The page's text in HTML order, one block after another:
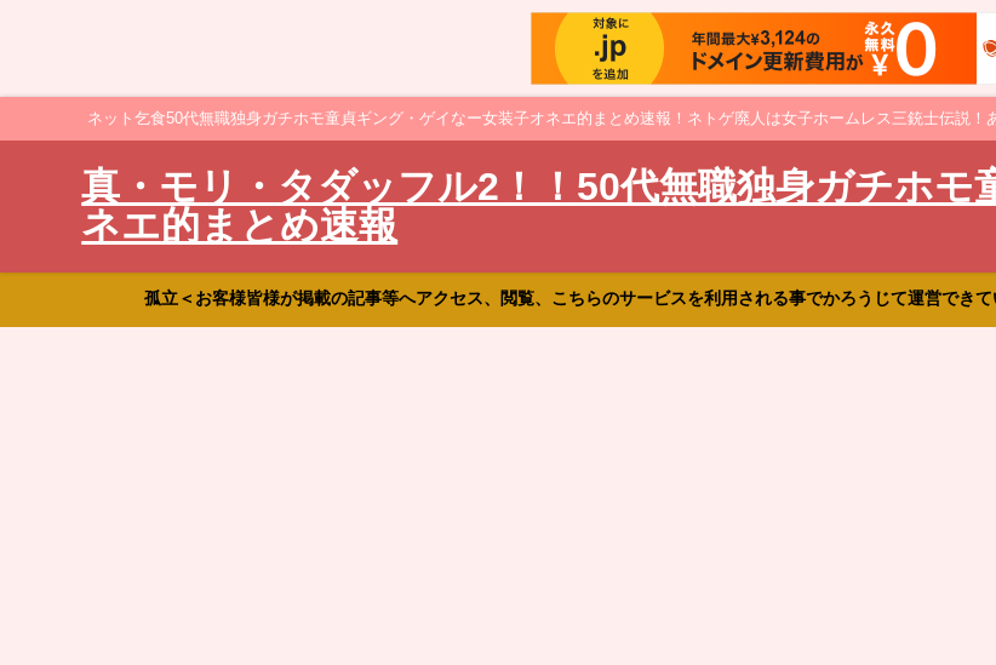
ネット乞食50代無職独身ガチホモ童貞ギング・ゲイなー女装子オネエ的まとめ速報！ネトゲ廃人は女子ホームレス三銃士伝説！
真・モリ・タダッフル2！！50代無職独身ガチホモ
ネエ的まとめ速報
孤立＜お客様皆様が掲載の記事等へアクセス、閲覧、こちらのサービスを利用される事でかろうじて運営でき